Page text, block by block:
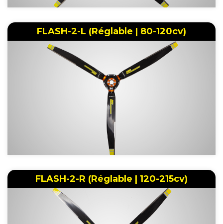
FLASH-2-L (Réglable | 80-120cv)
FLASH-2-R (Réglable | 120-215cv)